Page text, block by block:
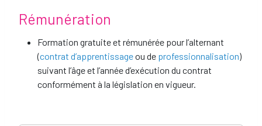
Rémunération
Formation gratuite et rémunérée pour l’alternant
(contrat d’apprentissageou de professionnalisation)
suivant l’âge et l’année d’exécution du contrat
conformément à la législation en vigueur.